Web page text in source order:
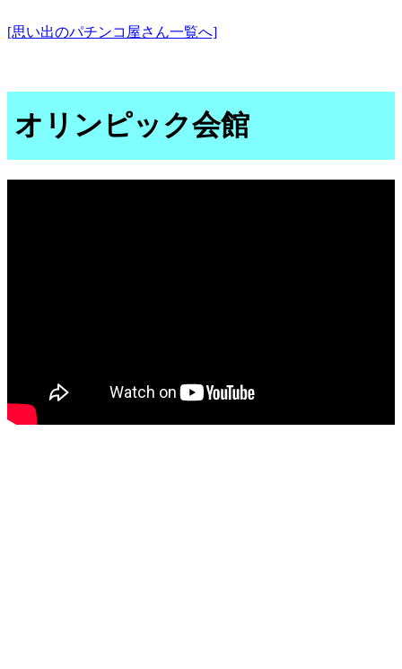
[思い出のパチンコ屋さん一覧へ]
オリンピック会館